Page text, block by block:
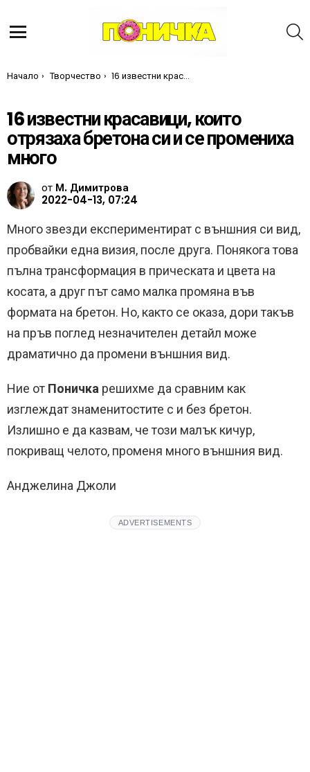
Ти си тук:
Начало Творчество 16 известни красавици, които отрязаха бретона си и се промениха много
16 известни красавици, които
отрязаха бретона си и се промениха
много
от М. Димитрова
2022-04-13, 07:24
Много звезди експериментират с външния си вид,
пробвайки една визия, после друга. Понякога това
пълна трансформация в прическата и цвета на
косата, а друг път само малка промяна във
формата на бретон. Но, както се оказа, дори такъв
на пръв поглед незначителен детайл може
драматично да промени външния вид.
Ние от Поничка решихме да сравним как
изглеждат знаменитостите с и без бретон.
Излишно е да казвам, че този малък кичур,
покриващ челото, променя много външния вид.
Анджелина Джоли
ADVERTISEMENTS